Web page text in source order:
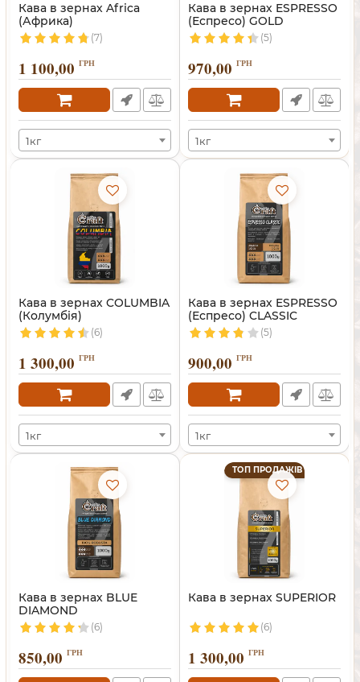
Кава в зернах Africa
(Африка)
(7)
1 100,00 ГРН
1кг
Кава в зернах ESPRESSO
(Еспресо) GOLD
(5)
970,00 ГРН
1кг
Кава в зернах COLUMBIA
(Колумбія)
(6)
1 300,00 ГРН
1кг
Кава в зернах ESPRESSO
(Еспресо) CLASSIC
(5)
900,00 ГРН
1кг
Кава в зернах BLUE
DIAMOND
(6)
850,00 ГРН
ТОП ПРОДАЖІВ
Кава в зернах SUPERIOR
(6)
1 300,00 ГРН